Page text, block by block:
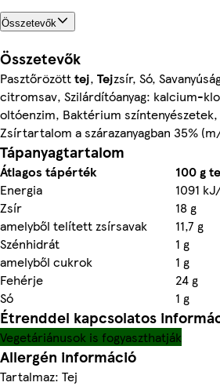
Összetevők
Összetevők
Pasztőrözötttej, Tejzsír, Só,
citromsav, Szilárdítóanyag: kalcium-
oltóenzim, Baktérium
Zsírtartalom a szárazanyagban 35%
Tápanyagtartalom
Átlagos tápérték
100 g
Energia
1091
Zsír
18 g
amelyből telített zsírsavak
11,7 g
Szénhidrát
1 g
amelyből cukrok
1 g
Fehérje
24 g
Só
1 g
Étrenddel kapcsolatos
Vegetáriánusok is fogyaszthatják
Allergén információ
Tartalmaz: Tej